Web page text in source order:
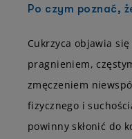
Po czym poznać,
Cukrzyca objawia
pragnieniem,
zmęczeniem
fizycznego i
powinny skłonić do